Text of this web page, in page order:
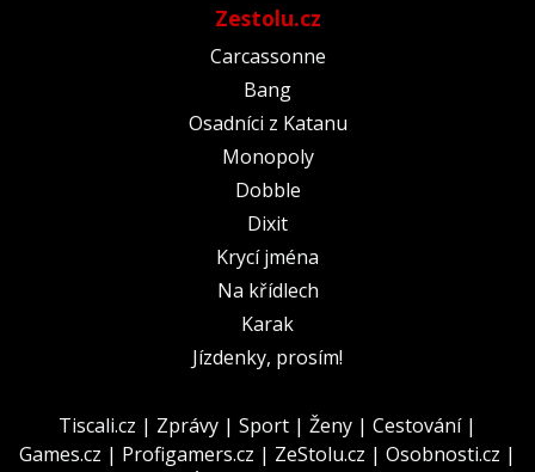
Zestolu.cz
Carcassonne
Bang
Osadníci z Katanu
Monopoly
Dobble
Dixit
Krycí jména
Na křídlech
Karak
Jízdenky, prosím!
Tiscali.cz | Zprávy | Sport | Ženy | Cestování|
Games.cz | Profigamers.cz | ZeStolu.cz | Osobnosti.cz |